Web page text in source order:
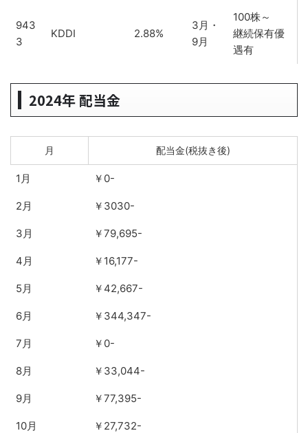
943
3
KDDI 2.88%
3月・
9月
100株～
継続保有優
遇有
2024年 配当金
月 配当金(税抜き後)
1月 ￥0-
2月 ￥3030-
3月 ￥79,695-
4月 ￥16,177-
5月 ￥42,667-
6月 ￥344,347-
7月 ￥0-
8月 ￥33,044-
9月 ￥77,395-
10月 ￥27,732-